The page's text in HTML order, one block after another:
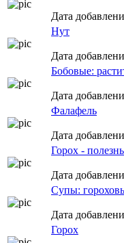
Дата
Нут
Дата
Бобовые:
Дата
Фалафель
Дата
Горох -
Дата
Супы:
Дата
Горох